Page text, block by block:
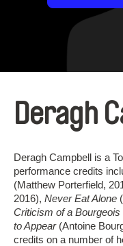
Deragh
Deragh Campbell is a
performance credits
(Matthew Porterfield,
2016), Never Eat Alone
Criticism of a Bourgeois
to Appear(Antoine
credits on a number of